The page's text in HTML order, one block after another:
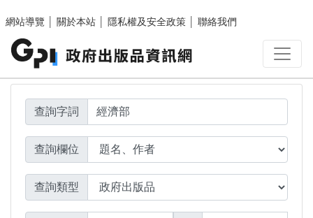
網站導覽
關於本站 隱私權及安全政策 聯絡我們
搜尋結果頁面
查詢字詞
查詢欄位
查詢類型